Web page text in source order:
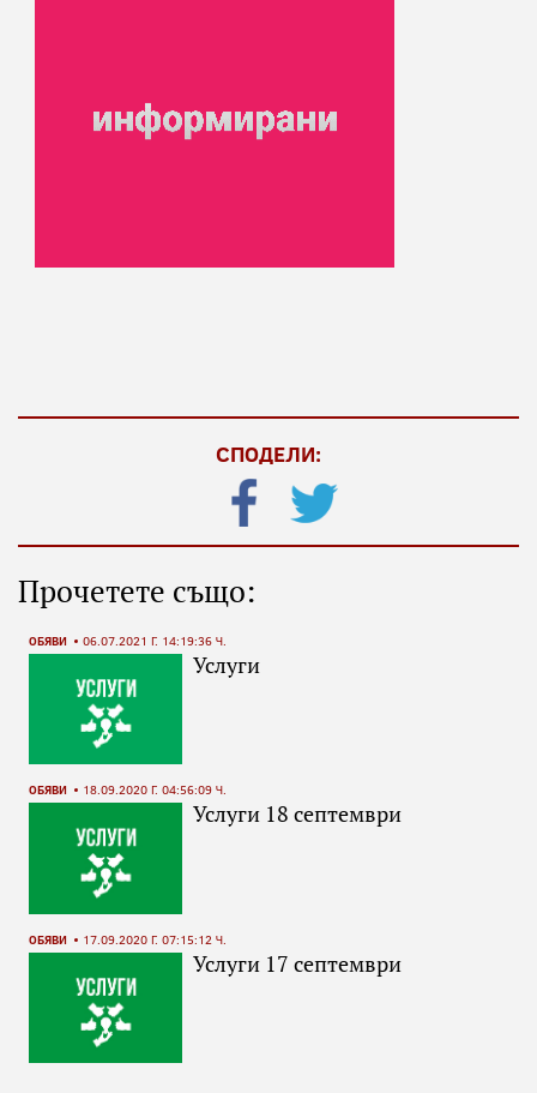
СПОДЕЛИ:
Прочетете също:
ОБЯВИ 06.07.2021 Г. 14:19:36 Ч.
Услуги
ОБЯВИ 18.09.2020 Г. 04:56:09 Ч.
Услуги 18 септември
ОБЯВИ 17.09.2020 Г. 07:15:12 Ч.
Услуги 17 септември